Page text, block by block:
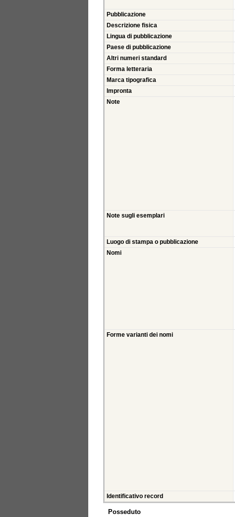
Pubblicazione
Descrizione fisica
Lingua di pubblicazione
Paese di pubblicazione
Altri numeri standard
Forma letteraria
Marca tipografica
Impronta
Note
Note sugli esemplari
Luogo di stampa o pubblicazione
Nomi
Forme varianti dei nomi
Identificativo record
Posseduto